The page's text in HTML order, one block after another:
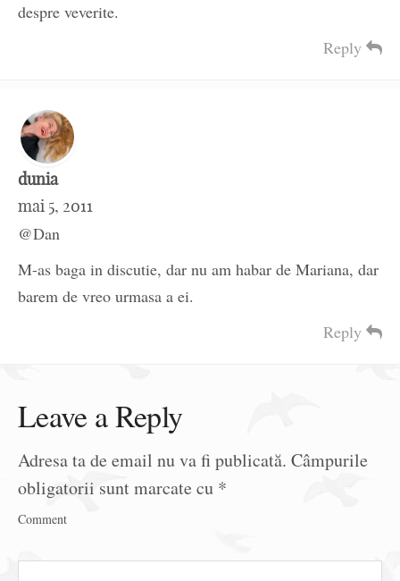
despre veverite.
Reply
dunia
mai 5, 2011
@Dan
M-as baga in discutie, dar nu am habar de Mariana, dar
barem de vreo urmasa a ei.
Reply
Leave a Reply
Adresa ta de email nu va fi publicată. Câmpurile
obligatorii sunt marcate cu *
Comment